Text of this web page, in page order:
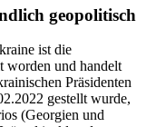
geopolitisch
ist die
worden und handelt
Präsi­denten
gestellt wurde,
(Georgien und